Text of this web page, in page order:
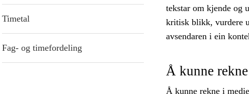
Timetal
Fag- og timefordeling
tekstar om kjende og
kritisk blikk, vurdere
avsendaren i ein
Å kunne rekne
Å kunne rekne i